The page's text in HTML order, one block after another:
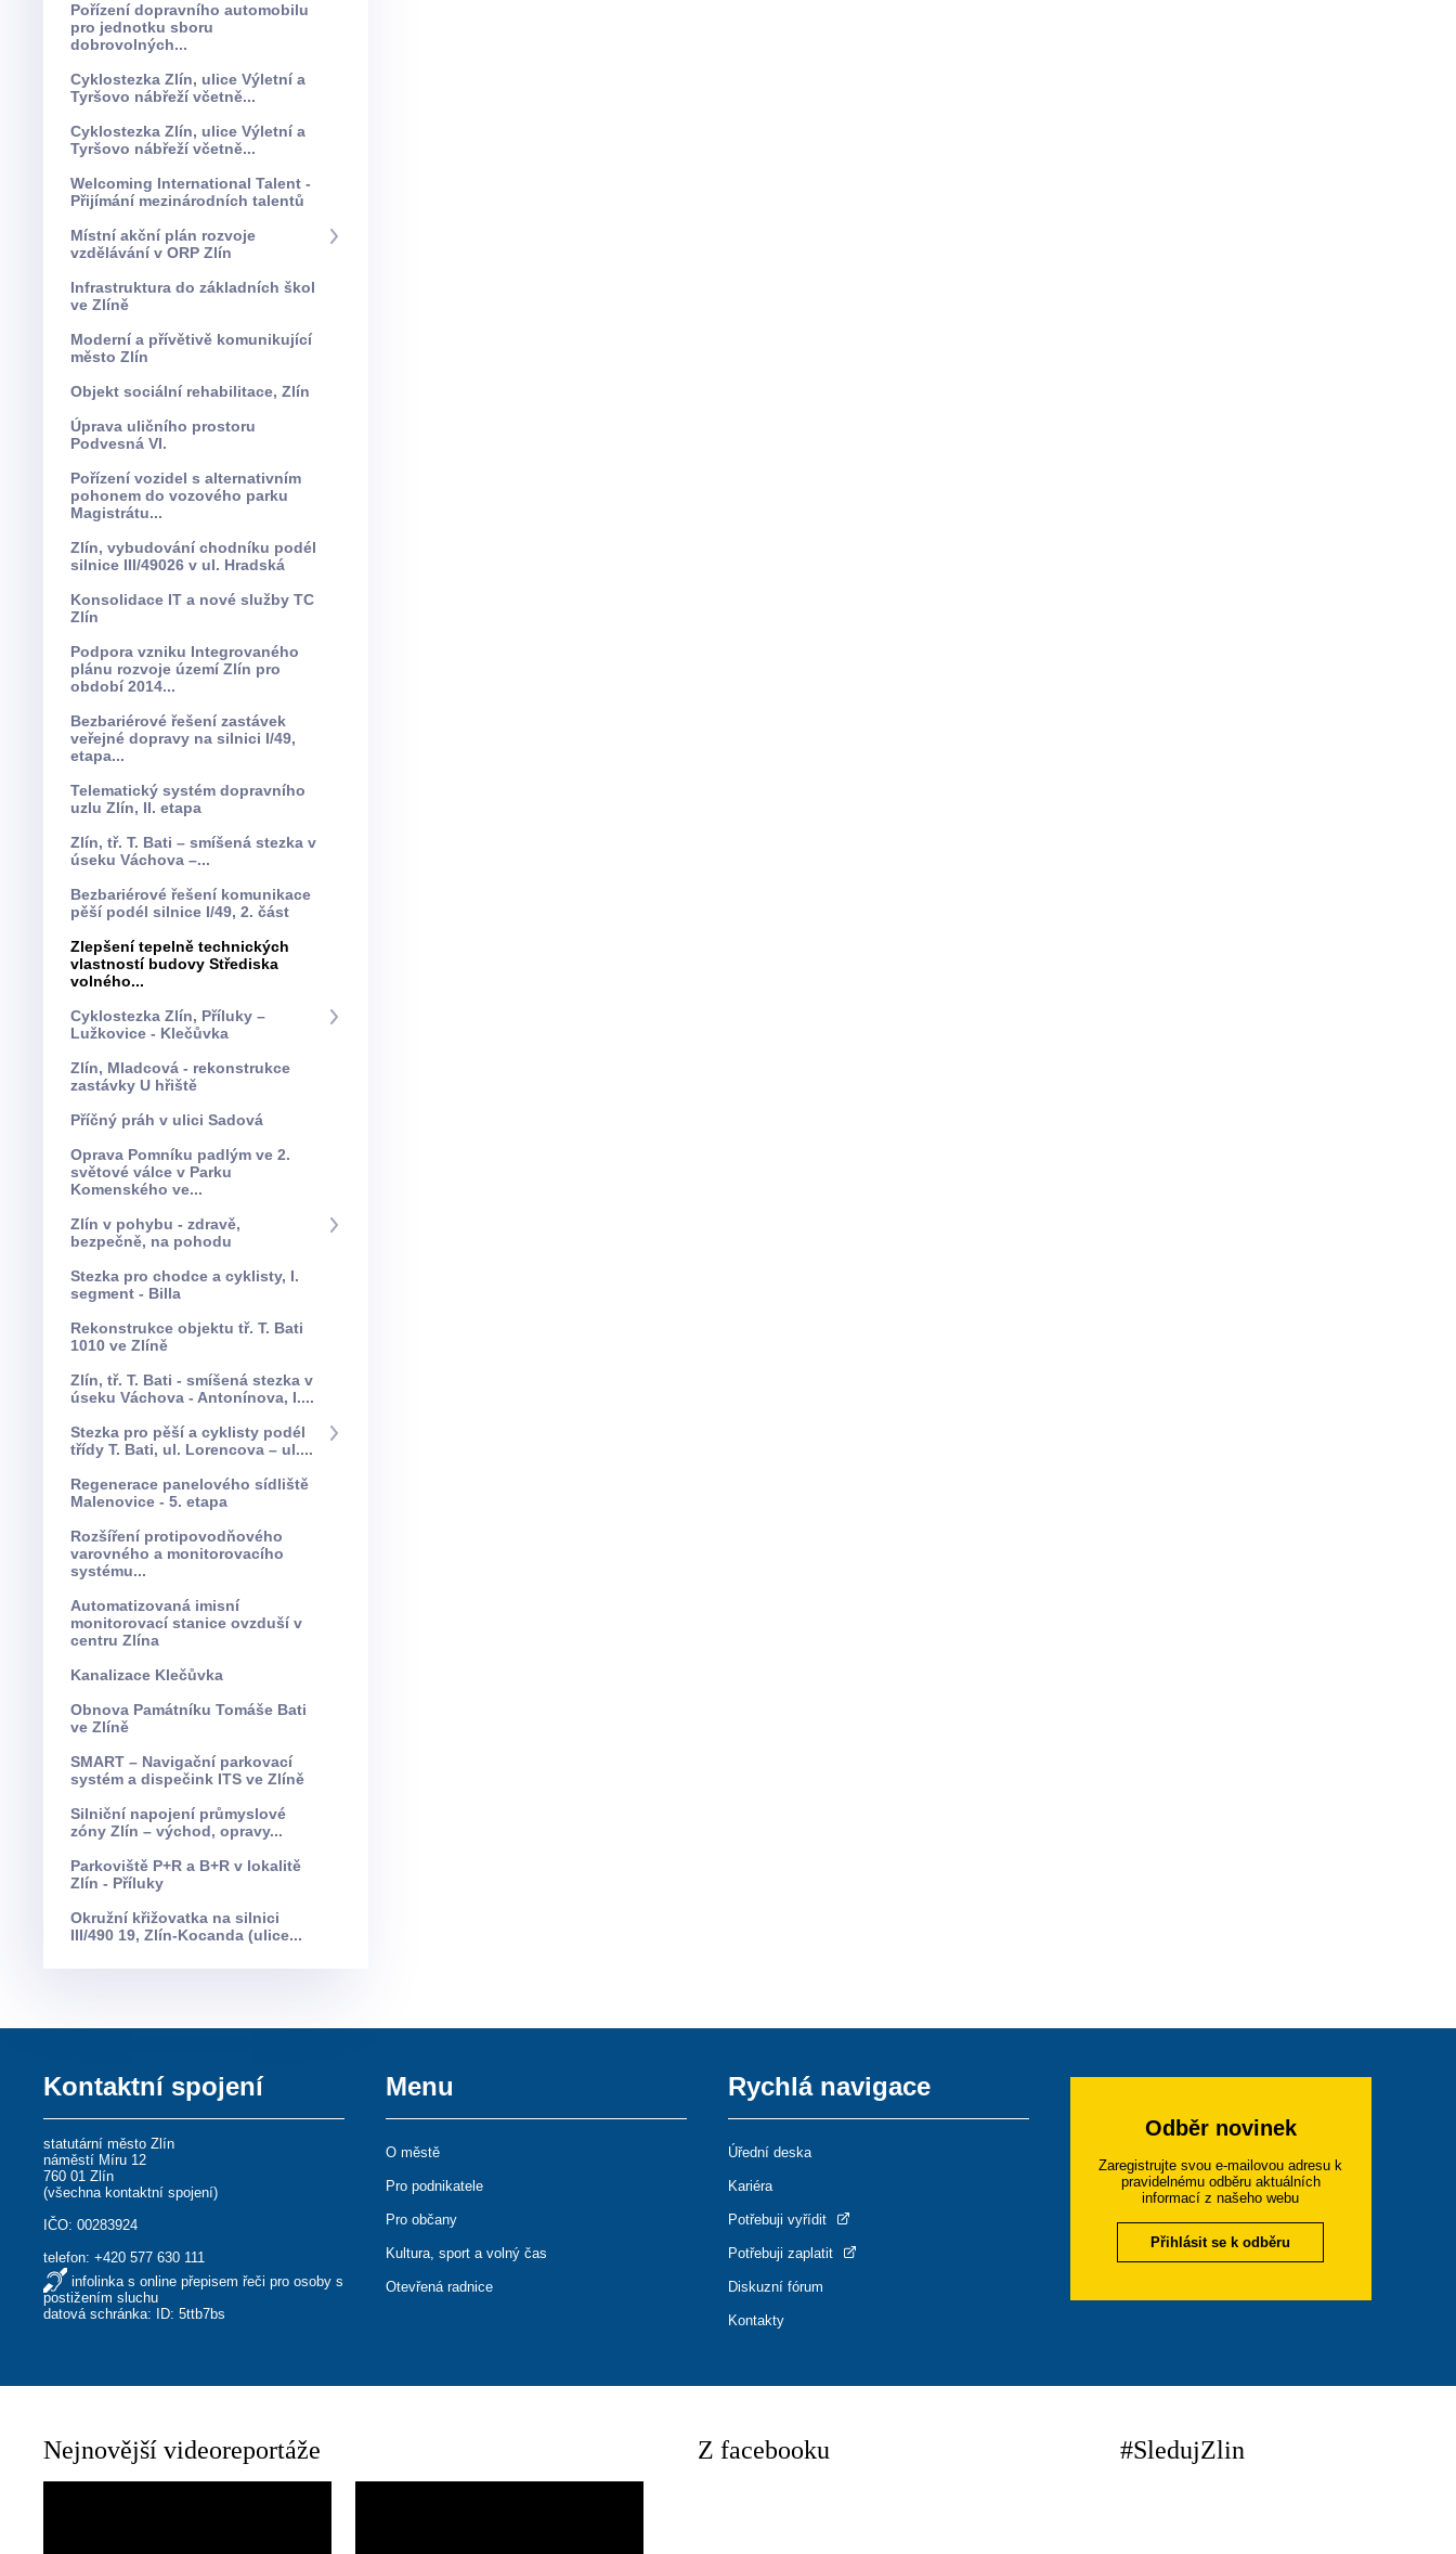
Pořízení dopravního automobilu
pro jednotku sboru
dobrovolných...
Cyklostezka Zlín, ulice Výletní a
Tyršovo nábřeží včetně...
Cyklostezka Zlín, ulice Výletní a
Tyršovo nábřeží včetně...
Welcoming International Talent -
Přijímání mezinárodních talentů
Místní akční plán rozvoje
vzdělávání v ORP Zlín
Infrastruktura do základních škol
ve Zlíně
Moderní a přívětivě komunikující
město Zlín
Objekt sociální rehabilitace, Zlín
Úprava uličního prostoru
Podvesná VI.
Pořízení vozidel s alternativním
pohonem do vozového parku
Magistrátu...
Zlín, vybudování chodníku podél
silnice III/49026 v ul. Hradská
Konsolidace IT a nové služby TC
Zlín
Podpora vzniku Integrovaného
plánu rozvoje území Zlín pro
období 2014...
Bezbariérové řešení zastávek
veřejné dopravy na silnici I/49,
etapa...
Telematický systém dopravního
uzlu Zlín, II. etapa
Zlín, tř. T. Bati – smíšená stezka v
úseku Váchova –...
Bezbariérové řešení komunikace
pěší podél silnice I/49, 2. část
Zlepšení tepelně technických
vlastností budovy Střediska
volného...
Cyklostezka Zlín, Příluky –
Lužkovice - Klečůvka
Zlín, Mladcová - rekonstrukce
zastávky U hřiště
Příčný práh v ulici Sadová
Oprava Pomníku padlým ve 2.
světové válce v Parku
Komenského ve...
Zlín v pohybu - zdravě,
bezpečně, na pohodu
Stezka pro chodce a cyklisty, I.
segment - Billa
Rekonstrukce objektu tř. T. Bati
1010 ve Zlíně
Zlín, tř. T. Bati - smíšená stezka v
úseku Váchova - Antonínova, I....
Stezka pro pěší a cyklisty podél
třídy T. Bati, ul. Lorencova – ul....
Regenerace panelového sídliště
Malenovice - 5. etapa
Rozšíření protipovodňového
varovného a monitorovacího
systému...
Automatizovaná imisní
monitorovací stanice ovzduší v
centru Zlína
Kanalizace Klečůvka
Obnova Památníku Tomáše Bati
ve Zlíně
SMART – Navigační parkovací
systém a dispečink ITS ve Zlíně
Silniční napojení průmyslové
zóny Zlín – východ, opravy...
Parkoviště P+R a B+R v lokalitě
Zlín - Příluky
Okružní křižovatka na silnici
III/490 19, Zlín-Kocanda (ulice...
Kontaktní spojení
statutární město Zlín
náměstí Míru 12
760 01 Zlín
(všechna kontaktní spojení)
IČO: 00283924
telefon:+420 577 630 111
infolinka s online přepisem řeči pro osoby s
postižením sluchu
datová schránka: ID: 5ttb7bs
Menu
O městě
Pro podnikatele
Pro občany
Kultura, sport a volný čas
Otevřená radnice
Rychlá navigace
Úřední deska
Kariéra
Potřebuji vyřídit
Potřebuji zaplatit
Diskuzní fórum
Kontakty
Odběr novinek
Zaregistrujte svou e-mailovou adresu k
pravidelnému odběru aktuálních
informací z našeho webu
Přihlásit se k odběru
Nejnovější videoreportáže Z facebooku #SledujZlin